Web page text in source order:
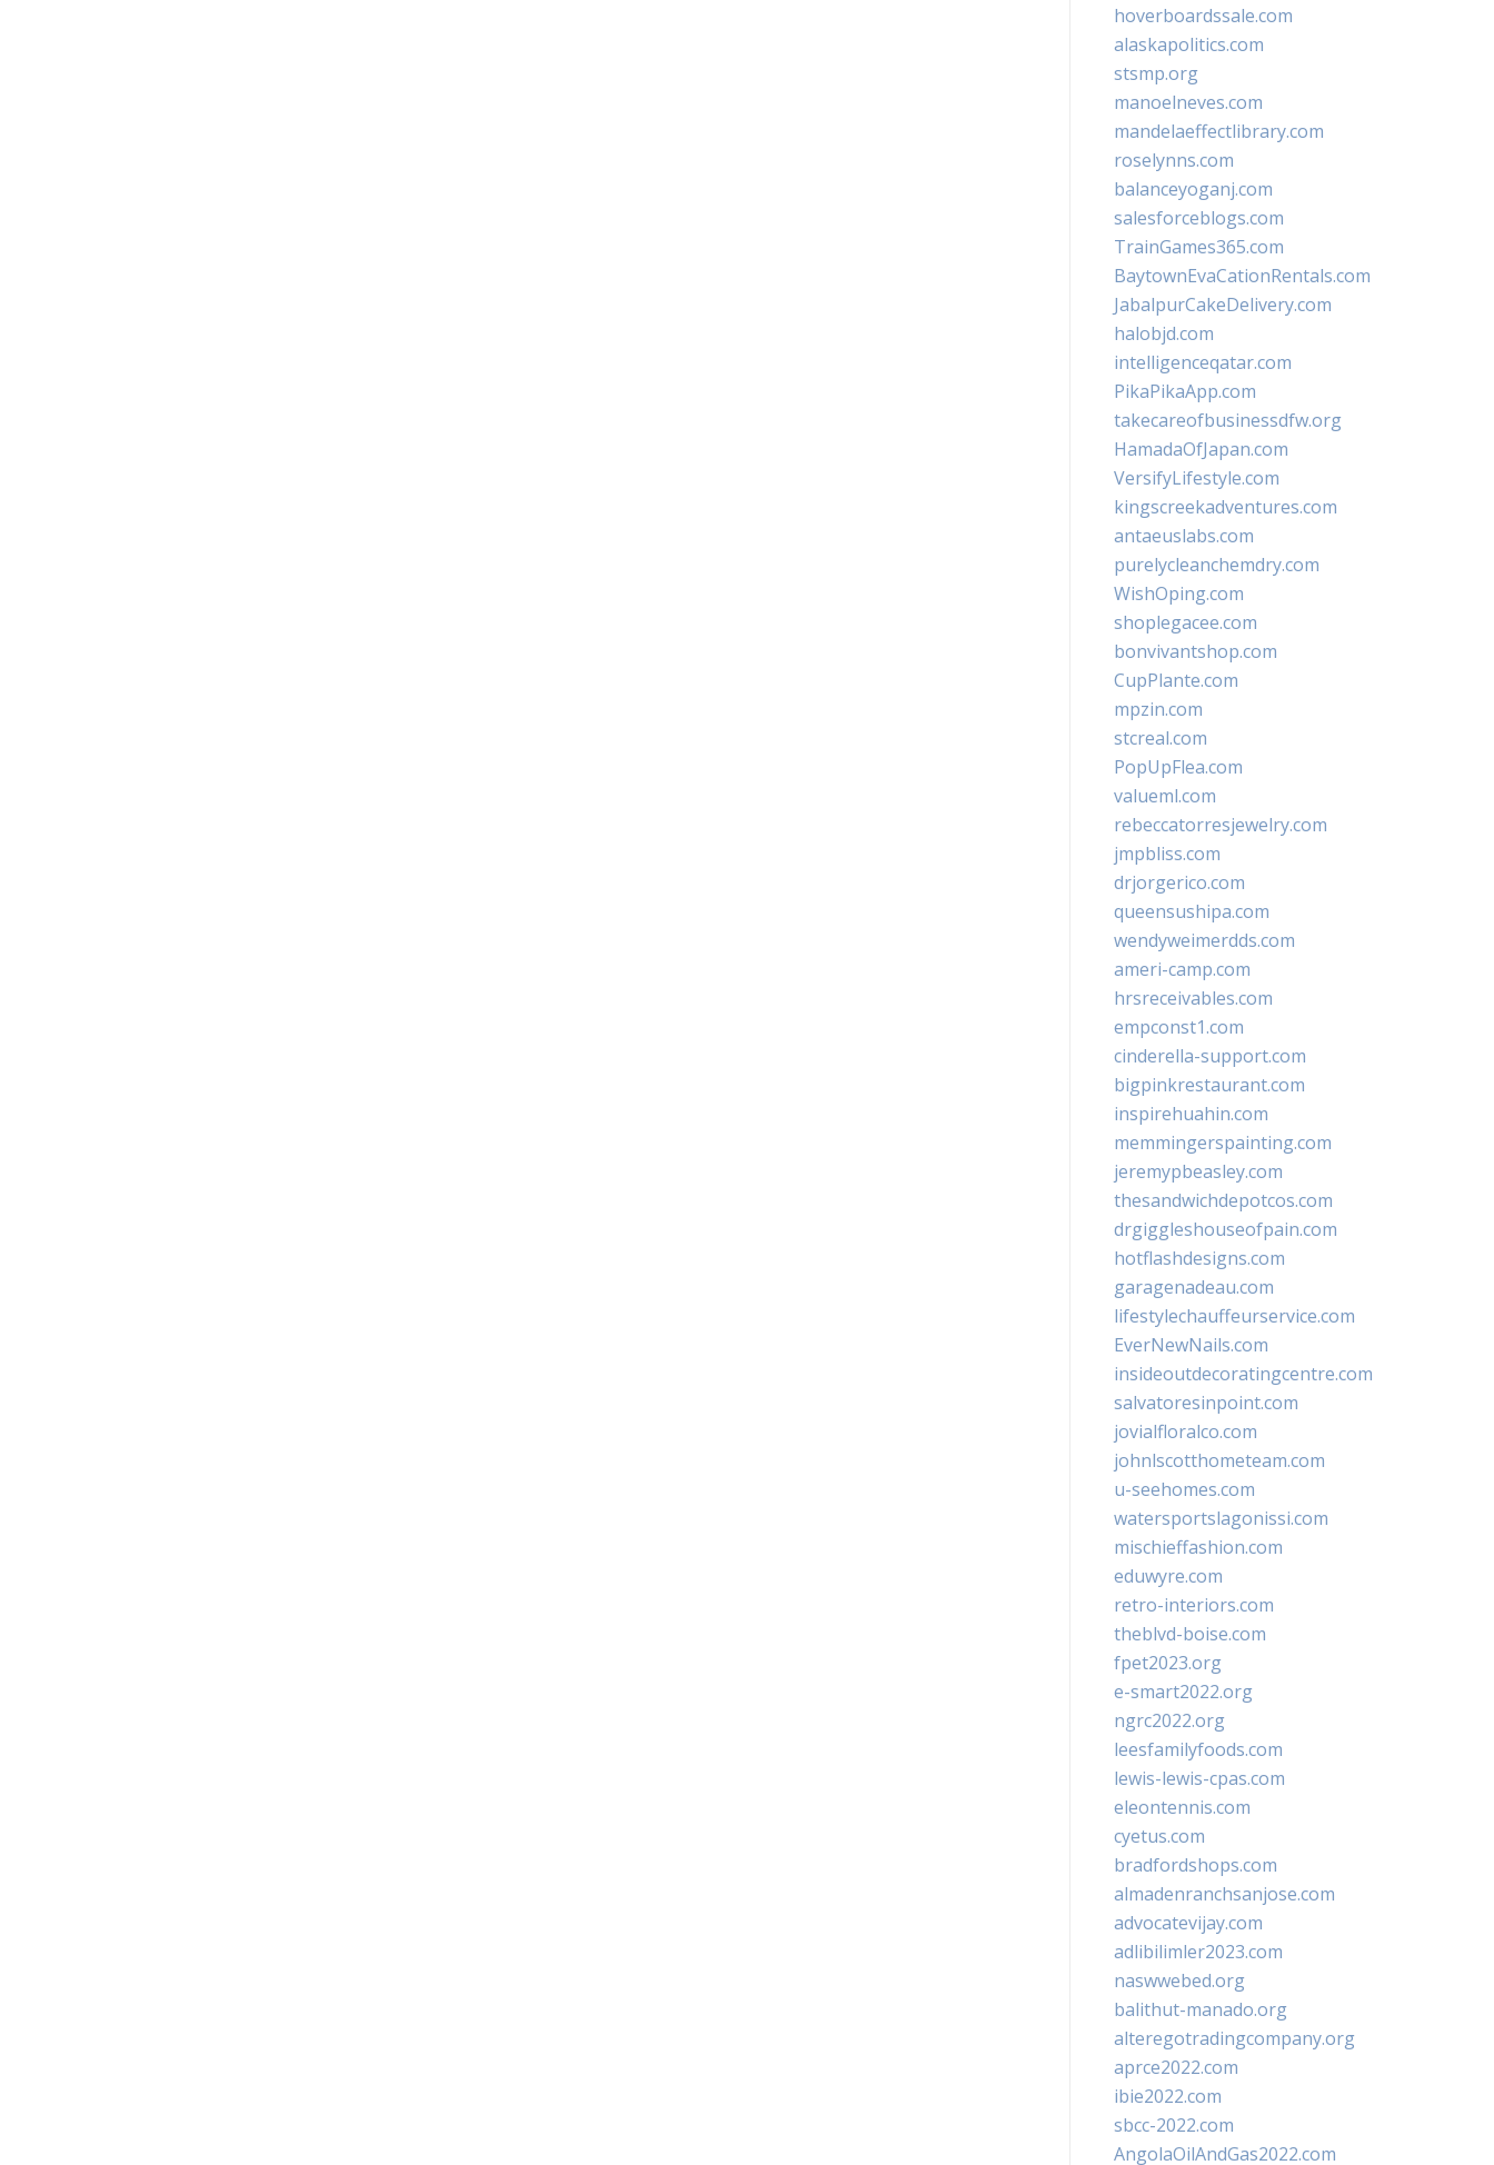
hoverboardssale.com
alaskapolitics.com
stsmp.org
manoelneves.com
mandelaeffectlibrary.com
roselynns.com
balanceyoganj.com
salesforceblogs.com
TrainGames365.com
BaytownEvaCationRentals.com
JabalpurCakeDelivery.com
halobjd.com
intelligenceqatar.com
PikaPikaApp.com
takecareofbusinessdfw.org
HamadaOfJapan.com
VersifyLifestyle.com
kingscreekadventures.com
antaeuslabs.com
purelycleanchemdry.com
WishOping.com
shoplegacee.com
bonvivantshop.com
CupPlante.com
mpzin.com
stcreal.com
PopUpFlea.com
valueml.com
rebeccatorresjewelry.com
jmpbliss.com
drjorgerico.com
queensushipa.com
wendyweimerdds.com
ameri-camp.com
hrsreceivables.com
empconst1.com
cinderella-support.com
bigpinkrestaurant.com
inspirehuahin.com
memmingerspainting.com
jeremypbeasley.com
thesandwichdepotcos.com
drgiggleshouseofpain.com
hotflashdesigns.com
garagenadeau.com
lifestylechauffeurservice.com
EverNewNails.com
insideoutdecoratingcentre.com
salvatoresinpoint.com
jovialfloralco.com
johnlscotthometeam.com
u-seehomes.com
watersportslagonissi.com
mischieffashion.com
eduwyre.com
retro-interiors.com
theblvd-boise.com
fpet2023.org
e-smart2022.org
ngrc2022.org
leesfamilyfoods.com
lewis-lewis-cpas.com
eleontennis.com
cyetus.com
bradfordshops.com
almadenranchsanjose.com
advocatevijay.com
adlibilimler2023.com
naswwebed.org
balithut-manado.org
alteregotradingcompany.org
aprce2022.com
ibie2022.com
sbcc-2022.com
AngolaOilAndGas2022.com